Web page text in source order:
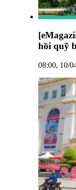
hồi quỹ
08:00, 10/